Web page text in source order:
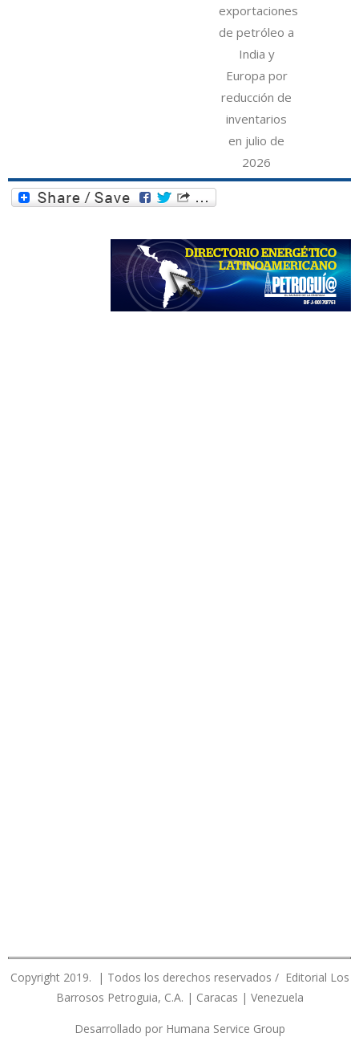
exportaciones
de petróleo a
India y
Europa por
reducción de
inventarios
en julio de
2026
Copyright 2019. | Todos los derechos reservados / Editorial Los
Barrosos Petroguia, C.A. | Caracas | Venezuela
Desarrollado por Humana Service Group